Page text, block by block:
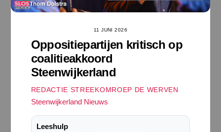
11 JUNI 2026
Oppositiepartijen kritisch op
coalitieakkoord
Steenwijkerland
REDACTIE STREEKOMROEP DE WERVEN
Steenwijkerland Nieuws
Leeshulp